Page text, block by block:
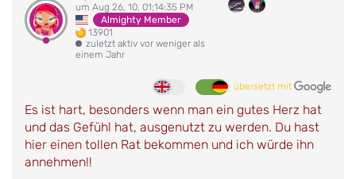
um Aug 26, 10, 01:14:35 PM
Almighty Member
13901
zuletzt aktiv vor weniger als
einem Jahr
übersetzt mit
Es ist hart, besonders wenn man ein gutes Herz hat
und das Gefühl hat, ausgenutzt zu werden. Du hast
hier einen tollen Rat bekommen und ich würde ihn
annehmen!!